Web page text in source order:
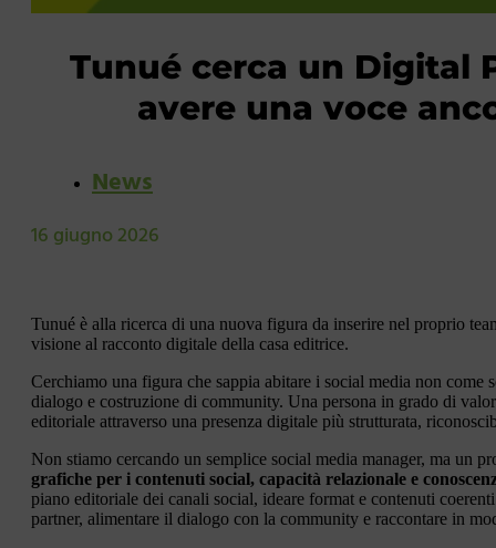
Tunué cerca un Digital
avere una voce
News
16 giugno 2026
Tunué è alla ricerca di una nuova figura da inserire nel proprio
visione al racconto digitale della casa editrice.
Cerchiamo una figura che sappia abitare i social media non
dialogo e costruzione di community. Una persona in grado di
editoriale attraverso una presenza digitale più strutturata,
Non stiamo cercando un semplice social media manager, ma un
grafiche per i contenuti social, capacità relazionale e
piano editoriale dei canali social, ideare format e contenuti
partner, alimentare il dialogo con la community e raccontare in